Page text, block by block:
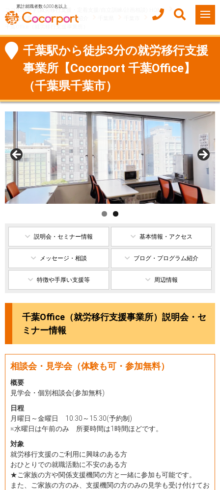
累計就職者数 6,000名以上
ココルポート(就労移行支援・定着支援/自立訓練/計画相談) HOME
就労移行支援事業所（Office）紹介
千葉Office（就労移行支援事業所）
千葉駅から徒歩3分の就労移行支援
事業所【Cocorport 千葉Office】
（千葉県千葉市）
説明会・セミナー情報 基本情報・アクセス
メッセージ・相談 ブログ・プログラム紹介
特徴や手厚い支援等 周辺情報
千葉Office（就労移行支援事業所）説明会・セ
ミナー情報
相談会・見学会（体験も可・参加無料）
概要
見学会・個別相談会(参加無料)
日程
月曜日～金曜日 10:30～15:30(予約制)
※水曜日は午前のみ 所要時間は1時間ほどです。
対象
就労移行支援のご利用に興味のある方
おひとりでの就職活動に不安のある方
★ご家族の方や関係支援機関の方と一緒に参加も可能です。
また、ご家族の方のみ、支援機関の方のみの見学も受け付けてお